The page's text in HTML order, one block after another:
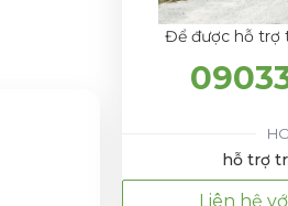
Để được hỗ trợ
hỗ trợ
Liên hệ